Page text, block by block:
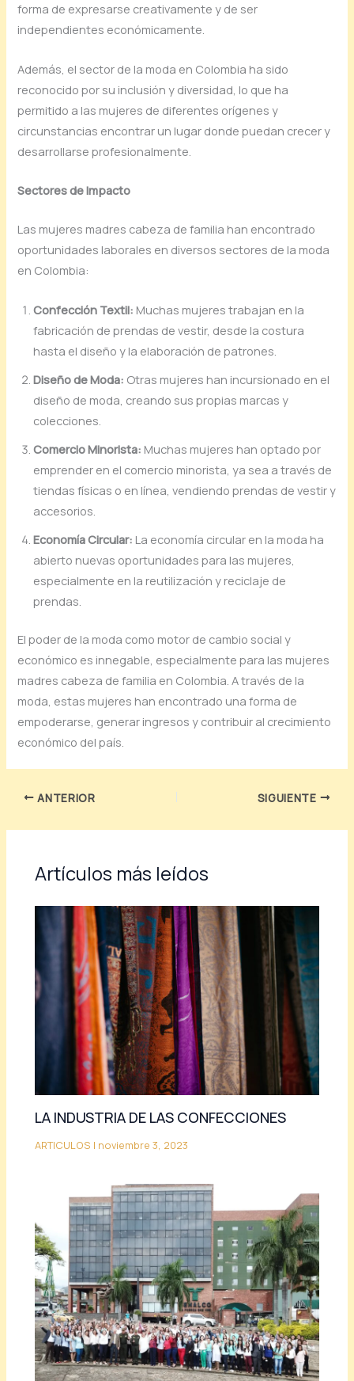
forma de expresarse creativamente y de ser
independientes económicamente.
Además, el sector de la moda en Colombia ha sido
reconocido por su inclusión y diversidad, lo que ha
permitido a las mujeres de diferentes orígenes y
circunstancias encontrar un lugar donde puedan crecer y
desarrollarse profesionalmente.
Sectores de Impacto
Las mujeres madres cabeza de familia han encontrado
oportunidades laborales en diversos sectores de la moda
en Colombia:
Confección Textil: Muchas mujeres trabajan en la
fabricación de prendas de vestir, desde la costura
hasta el diseño y la elaboración de patrones.
Diseño de Moda: Otras mujeres han incursionado en el
diseño de moda, creando sus propias marcas y
colecciones.
Comercio Minorista: Muchas mujeres han optado por
emprender en el comercio minorista, ya sea a través de
tiendas físicas o en línea, vendiendo prendas de vestir y
accesorios.
Economía Circular: La economía circular en la moda ha
abierto nuevas oportunidades para las mujeres,
especialmente en la reutilización y reciclaje de
prendas.
El poder de la moda como motor de cambio social y
económico es innegable, especialmente para las mujeres
madres cabeza de familia en Colombia. A través de la
moda, estas mujeres han encontrado una forma de
empoderarse, generar ingresos y contribuir al crecimiento
económico del país.
ANTERIOR SIGUIENTE
Artículos más leídos
LA INDUSTRIA DE LAS CONFECCIONES
ARTICULOS | noviembre 3, 2023